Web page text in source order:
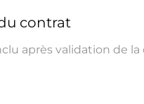
contrat
après validation de